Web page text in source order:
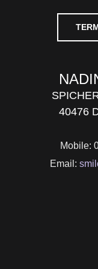
40476
Mobile:
Email: